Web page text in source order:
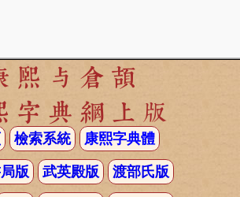
熙与倉頡
字典網上版
檢索系統 康熙字典體
版 武英殿版 渡部氏版